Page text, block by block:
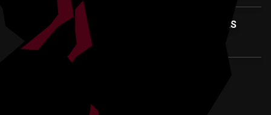
DISPONIBLE MAINTENANT SUR TOUTES LES